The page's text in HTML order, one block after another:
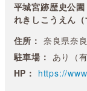
平城宮跡歴史公
れきしこうえん（
住所： 奈良県奈
駐車場： あり（有
HP： https://